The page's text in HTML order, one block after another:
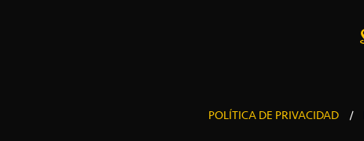
POLÍTICA DE PRIVACIDAD /